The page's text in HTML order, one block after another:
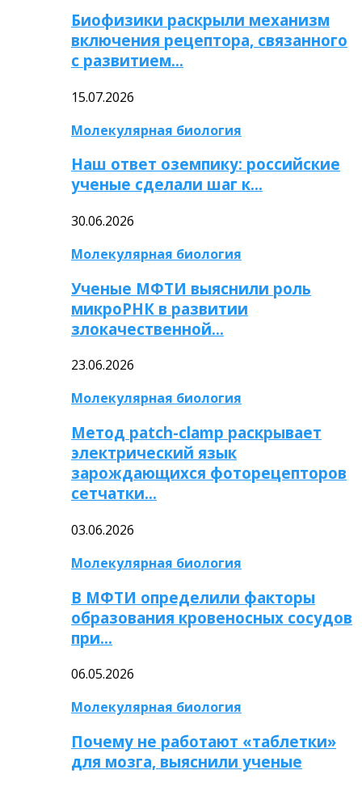
Биофизики раскрыли механизм
включения рецептора, связанного
с развитием…
15.07.2026
Молекулярная биология
Наш ответ оземпику: российские
ученые сделали шаг к…
30.06.2026
Молекулярная биология
Ученые МФТИ выяснили роль
микроРНК в развитии
злокачественной…
23.06.2026
Молекулярная биология
Метод patch-clamp раскрывает
электрический язык
зарождающихся фоторецепторов
сетчатки…
03.06.2026
Молекулярная биология
В МФТИ определили факторы
образования кровеносных сосудов
при…
06.05.2026
Молекулярная биология
Почему не работают «таблетки»
для мозга, выяснили ученые